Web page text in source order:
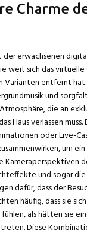
Charme
erwachsenen
weit sich das virtuelle
Varianten entfernt
und
die an
Haus verlassen
oder Live-
um
Kameraperspektiven
und sogar die
dafür, dass der
häufig, dass sie
als hätten sie